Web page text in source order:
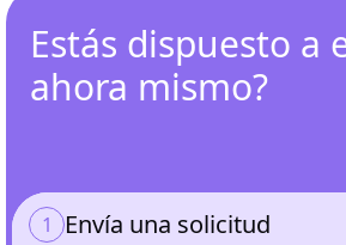
Estás dispuesto a
ahora mismo?
Envía una solicitud